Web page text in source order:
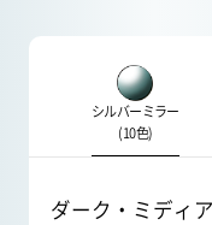
シルバーミラー
(10色)
ダーク・ミディ